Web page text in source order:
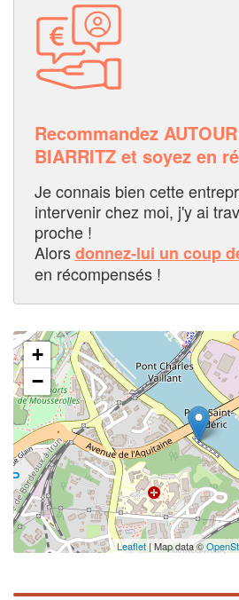
Recommandez
BIARRITZ et soyez en
Je connais bien cette
intervenir chez moi, j'y ai
proche !
Alorsdonnez-lui un coup
en récompensés !
+
−
Leaflet | Map data ©